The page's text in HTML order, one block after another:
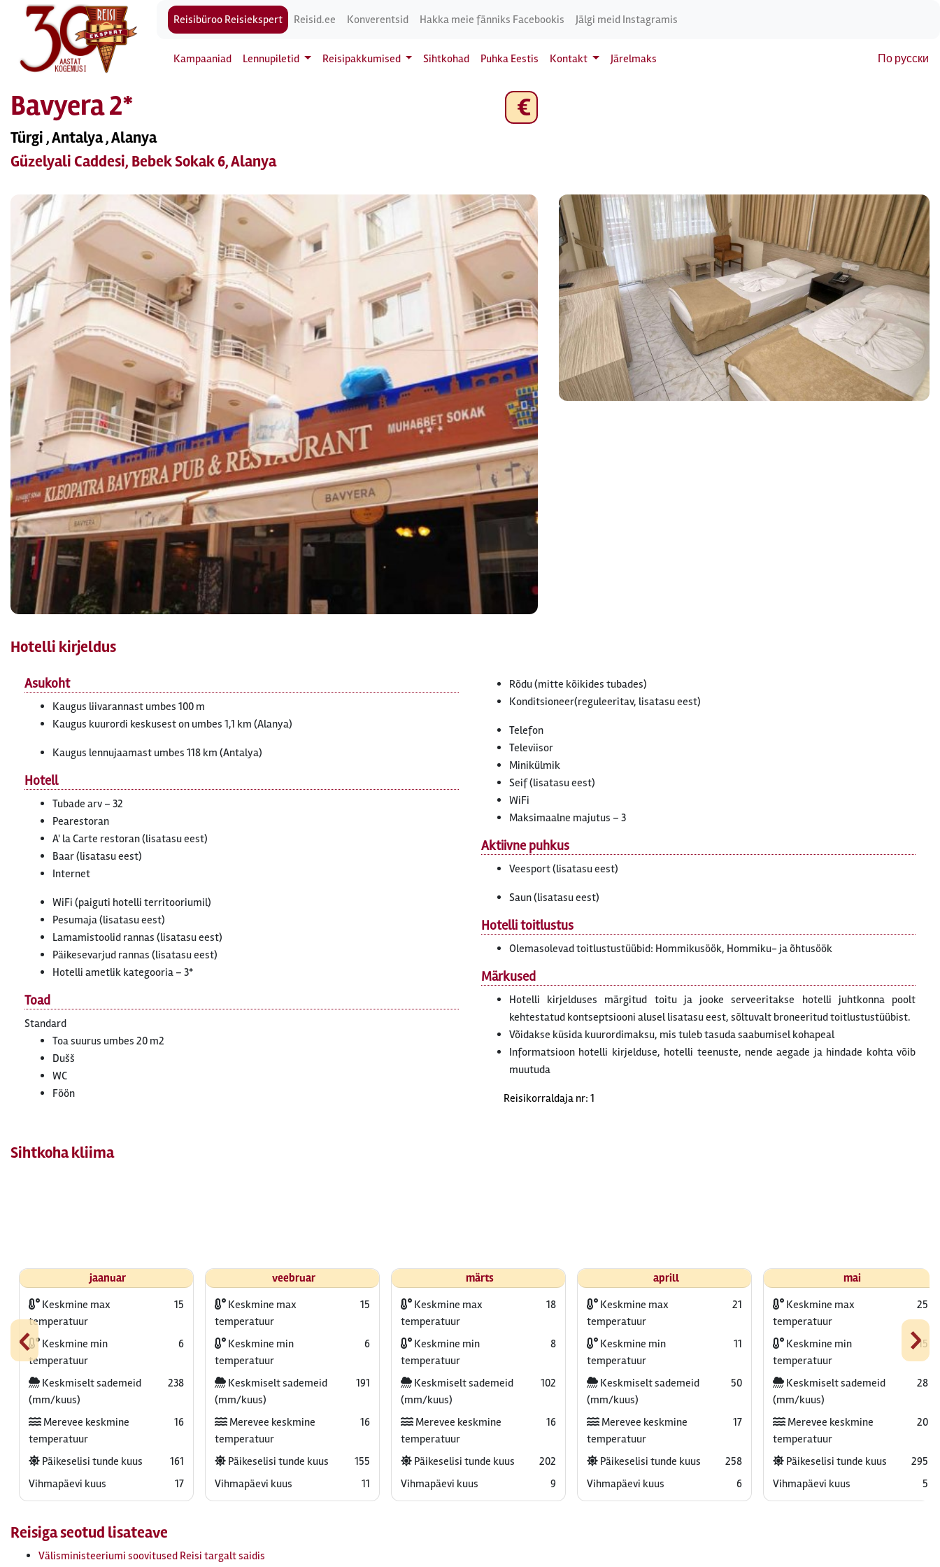
Reisibüroo Reisiekspert Reisid.ee Konverentsid Hakka meie fänniks Facebookis Jälgi meid Instagramis
Kampaaniad Lennupiletid Reisipakkumised Sihtkohad Puhka Eestis Kontakt Järelmaks По русски
Bavyera 2*
Türgi , Antalya , Alanya
Güzelyali Caddesi, Bebek Sokak 6, Alanya
€
Hotelli kirjeldus
Asukoht
Kaugus liivarannast umbes 100 m
Kaugus kuurordi keskusest on umbes 1,1 km (Alanya)
Kaugus lennujaamast umbes 118 km (Antalya)
Hotell
Tubade arv – 32
Pearestoran
A' la Carte restoran (lisatasu eest)
Baar (lisatasu eest)
Internet
WiFi (paiguti hotelli territooriumil)
Pesumaja (lisatasu eest)
Lamamistoolid rannas (lisatasu eest)
Päikesevarjud rannas (lisatasu eest)
Hotelli ametlik kategooria – 3*
Toad
Standard
Toa suurus umbes 20 m2
Dušš
WC
Föön
Rõdu (mitte kõikides tubades)
Konditsioneer(reguleeritav, lisatasu eest)
Telefon
Televiisor
Minikülmik
Seif (lisatasu eest)
WiFi
Maksimaalne majutus – 3
Aktiivne puhkus
Veesport (lisatasu eest)
Saun (lisatasu eest)
Hotelli toitlustus
Olemasolevad toitlustustüübid: Hommikusöök, Hommiku- ja õhtusöök
Märkused
Hotelli kirjelduses märgitud toitu ja jooke serveeritakse hotelli juhtkonna poolt
kehtestatud kontseptsiooni alusel lisatasu eest, sõltuvalt broneeritud toitlustustüübist.
Võidakse küsida kuurordimaksu, mis tuleb tasuda saabumisel kohapeal
Informatsioon hotelli kirjelduse, hotelli teenuste, nende aegade ja hindade kohta võib
muutuda
Reisikorraldaja nr: 1
Sihtkoha kliima
‹ ›
jaanuar
Keskmine max
temperatuur
15
Keskmine min
temperatuur
6
Keskmiselt sademeid
(mm/kuus)
238
Merevee keskmine
temperatuur
16
Päikeselisi tunde kuus
161
Vihmapäevi kuus
17
veebruar
Keskmine max
temperatuur
15
Keskmine min
temperatuur
6
Keskmiselt sademeid
(mm/kuus)
191
Merevee keskmine
temperatuur
16
Päikeselisi tunde kuus
155
Vihmapäevi kuus
11
märts
Keskmine max
temperatuur
18
Keskmine min
temperatuur
8
Keskmiselt sademeid
(mm/kuus)
102
Merevee keskmine
temperatuur
16
Päikeselisi tunde kuus
202
Vihmapäevi kuus
9
aprill
Keskmine max
temperatuur
21
Keskmine min
temperatuur
11
Keskmiselt sademeid
(mm/kuus)
50
Merevee keskmine
temperatuur
17
Päikeselisi tunde kuus
258
Vihmapäevi kuus
6
mai
Keskmine max
temperatuur
25
Keskmine min
temperatuur
15
Keskmiselt sademeid
(mm/kuus)
28
Merevee keskmine
temperatuur
20
Päikeselisi tunde kuus
295
Vihmapäevi kuus
5
Reisiga seotud lisateave
Välisministeeriumi soovitused Reisi targalt saidis